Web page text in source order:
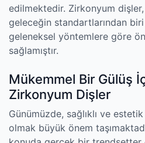
edilmektedir. Zirkonyum
geleceğin standartlarından
geleneksel yöntemlere göre
sağlamıştır.
Mükemmel Bir Gülüş
Zirkonyum Dişler
Günümüzde, sağlıklı ve
olmak büyük önem